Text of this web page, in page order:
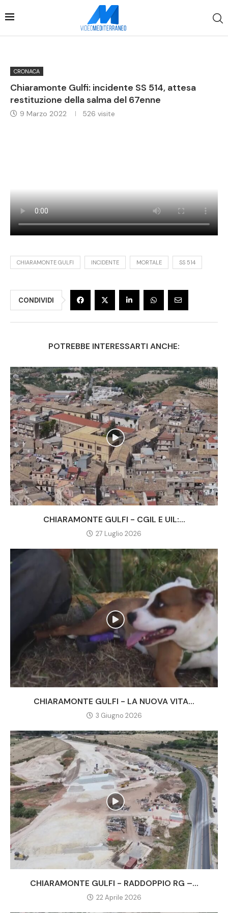
CRONACA
Chiaramonte Gulfi: incidente SS 514, attesa
restituzione della salma del 67enne
9 Marzo 2022 526 visite
CHIARAMONTE GULFI INCIDENTE MORTALE SS 514
CONDIVIDI
POTREBBE INTERESSARTI ANCHE:
CHIARAMONTE GULFI - CGIL E UIL:...
27 Luglio 2026
CHIARAMONTE GULFI - LA NUOVA VITA...
3 Giugno 2026
CHIARAMONTE GULFI - RADDOPPIO RG –...
22 Aprile 2026